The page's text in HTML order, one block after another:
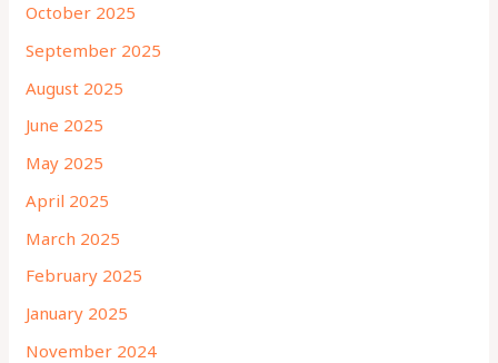
October 2025
September 2025
August 2025
June 2025
May 2025
April 2025
March 2025
February 2025
January 2025
November 2024